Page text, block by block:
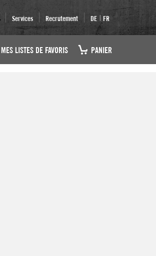
Services Recrutement DE | FR
MES LISTES DE FAVORIS PANIER